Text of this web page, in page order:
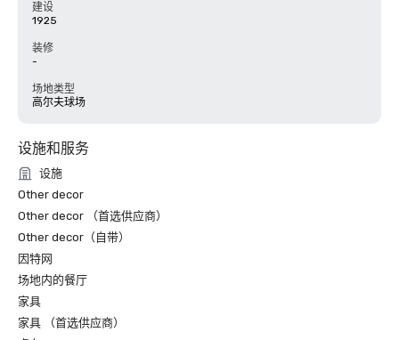
建设
1925
装修
-
场地类型
高尔夫球场
设施和服务
设施
Other decor
Other decor （首选供应商）
Other decor（自带）
因特网
场地内的餐厅
家具
家具 （首选供应商）